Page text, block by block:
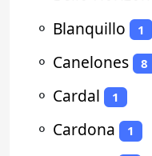
⚬ Blanquillo 1
⚬ Canelones 8
⚬ Cardal 1
⚬ Cardona 1